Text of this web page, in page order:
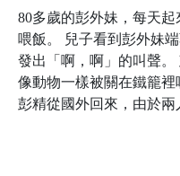
80多歲的彭外妹，每天
喂飯。 兒子看到彭外妹
發出「啊，啊」的叫聲
像動物一樣被關在鐵籠
彭精從國外回來，由於兩